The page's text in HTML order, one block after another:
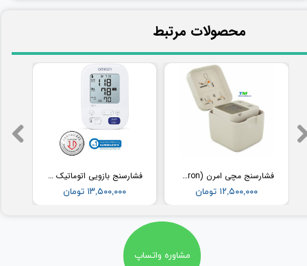
فشارسنج بازویی اتوماتیک با کاف پهن امرن (OMRON) مدل M3
۱۳,۵۰۰,۰۰۰ تومان
فشارسنج مچی امرن (Omron) مدل RS2
۱۲,۵۰۰,۰۰۰ تومان
​محصولات مرتبط
مشاوره واتساپ